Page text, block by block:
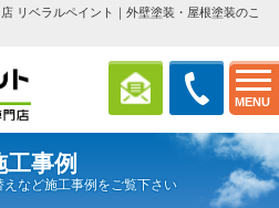
MENU
リベラルペイント｜外壁塗装・屋根塗装のこ
工事例
など施工事例をご覧下さい